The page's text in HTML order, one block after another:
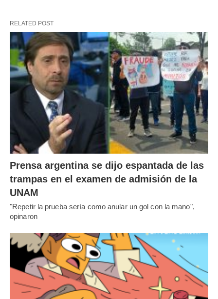
RELATED POST
Prensa argentina se dijo espantada de las
trampas en el examen de admisión de la
UNAM
"Repetir la prueba sería como anular un gol con la mano",
opinaron